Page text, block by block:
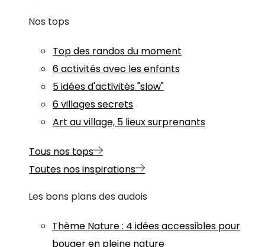
Nos tops
Top des randos du moment
6 activités avec les enfants
5 idées d'activités "slow"
6 villages secrets
Art au village, 5 lieux surprenants
Tous nos tops
Toutes nos inspirations
Les bons plans des audois
Thème Nature: 4 idées accessibles pour
bouger en pleine nature